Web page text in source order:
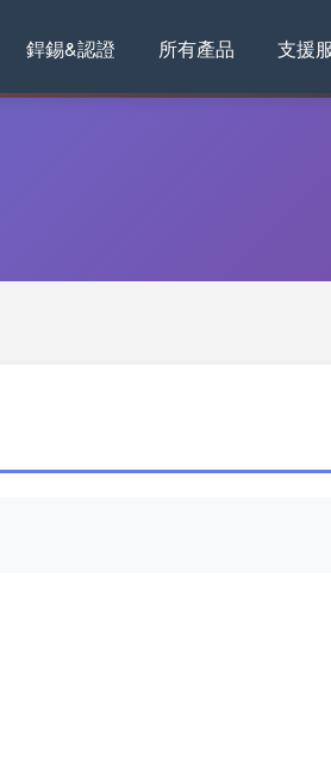
銲錫&認證 所有產品 支援